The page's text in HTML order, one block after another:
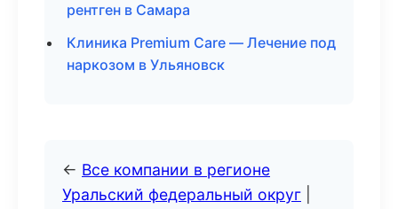
рентген в Самара
Клиника Premium Care — Лечение под
наркозом в Ульяновск
← Все компании в регионе
Уральский федеральный округ